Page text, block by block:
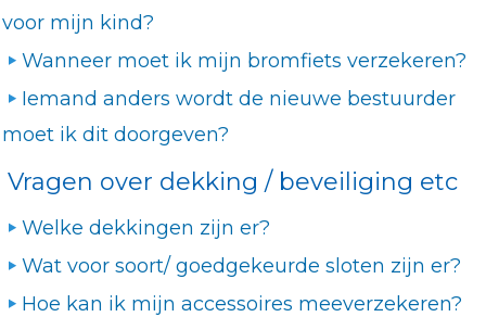
voor mijn kind?
Wanneer moet ik mijn bromfiets verzekeren?
Iemand anders wordt de nieuwe bestuurder
moet ik dit doorgeven?
Vragen over dekking / beveiliging etc
Welke dekkingen zijn er?
Wat voor soort/ goedgekeurde sloten zijn er?
Hoe kan ik mijn accessoires meeverzekeren?